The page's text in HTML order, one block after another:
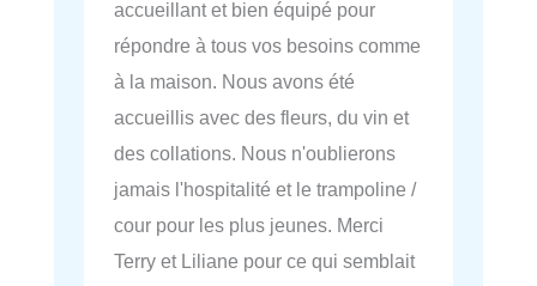
accueillant et bien équipé pour
répondre à tous vos besoins comme
à la maison. Nous avons été
accueillis avec des fleurs, du vin et
des collations. Nous n'oublierons
jamais l'hospitalité et le trampoline /
cour pour les plus jeunes. Merci
Terry et Liliane pour ce qui semblait